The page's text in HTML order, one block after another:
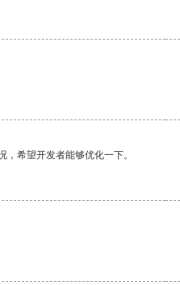
希望开发者能够优化一下。